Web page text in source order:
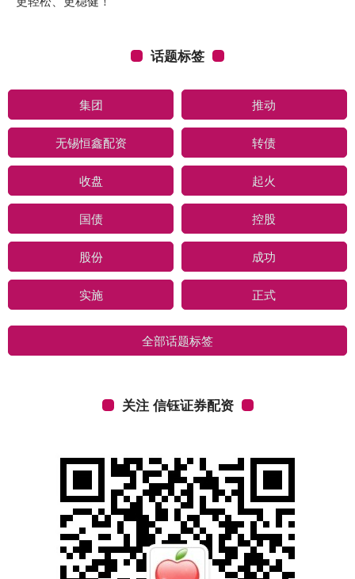
话题标签
集团 推动
无锡恒鑫配资 转债
收盘 起火
国债 控股
股份 成功
实施 正式
全部话题标签
关注 信钰证券配资